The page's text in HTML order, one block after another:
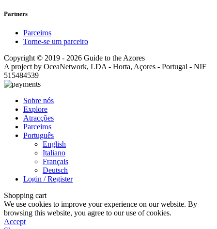
Partners
Parceiros
Torne-se um parceiro
Copyright © 2019 - 2026 Guide to the Azores
A project by OceaNetwork, LDA - Horta, Açores - Portugal - NIF
515484539
Sobre nós
Explore
Atracções
Parceiros
Português
English
Italiano
Français
Deutsch
Login / Register
Shopping cart
We use cookies to improve your experience on our website. By
browsing this website, you agree to our use of cookies.
Accept